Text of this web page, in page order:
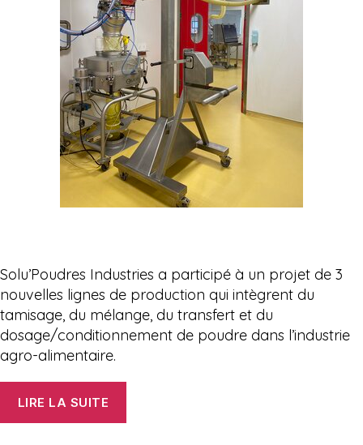
Solu’Poudres Industries a participé à un projet de 3
nouvelles lignes de production qui intègrent du
tamisage, du mélange, du transfert et du
dosage/conditionnement de poudre dans l’industrie
agro-alimentaire.
LIRE LA SUITE